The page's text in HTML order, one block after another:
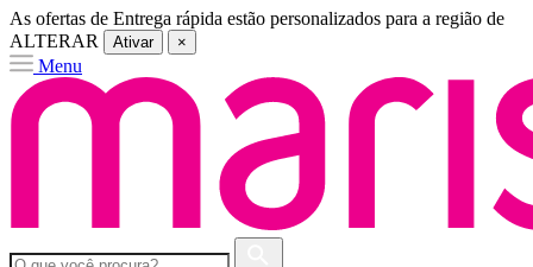
As ofertas de Entrega rápida estão personalizados para a região de
ALTERAR
Ativar ×
Menu